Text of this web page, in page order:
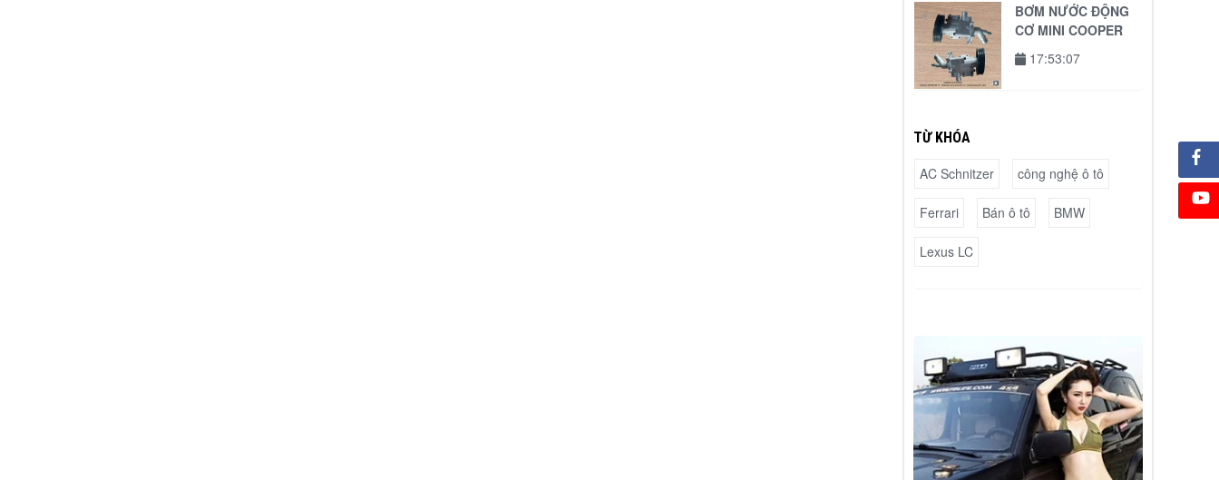
BƠM NƯỚC ĐỘNG
CƠ MINI COOPER
17:53:07
TỪ KHÓA
AC Schnitzer công nghệ ô tô
Ferrari Bán ô tô BMW
Lexus LC